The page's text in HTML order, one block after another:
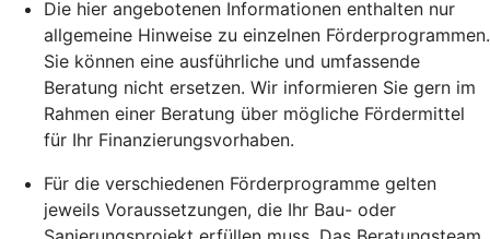
Die hier angebotenen Informationen enthalten nur
allgemeine Hinweise zu einzelnen Förderprogrammen.
Sie können eine ausführliche und umfassende
Beratung nicht ersetzen. Wir informieren Sie gern im
Rahmen einer Beratung über mögliche Fördermittel
für Ihr Finanzierungsvorhaben.
Für die verschiedenen Förderprogramme gelten
jeweils Voraussetzungen, die Ihr Bau- oder